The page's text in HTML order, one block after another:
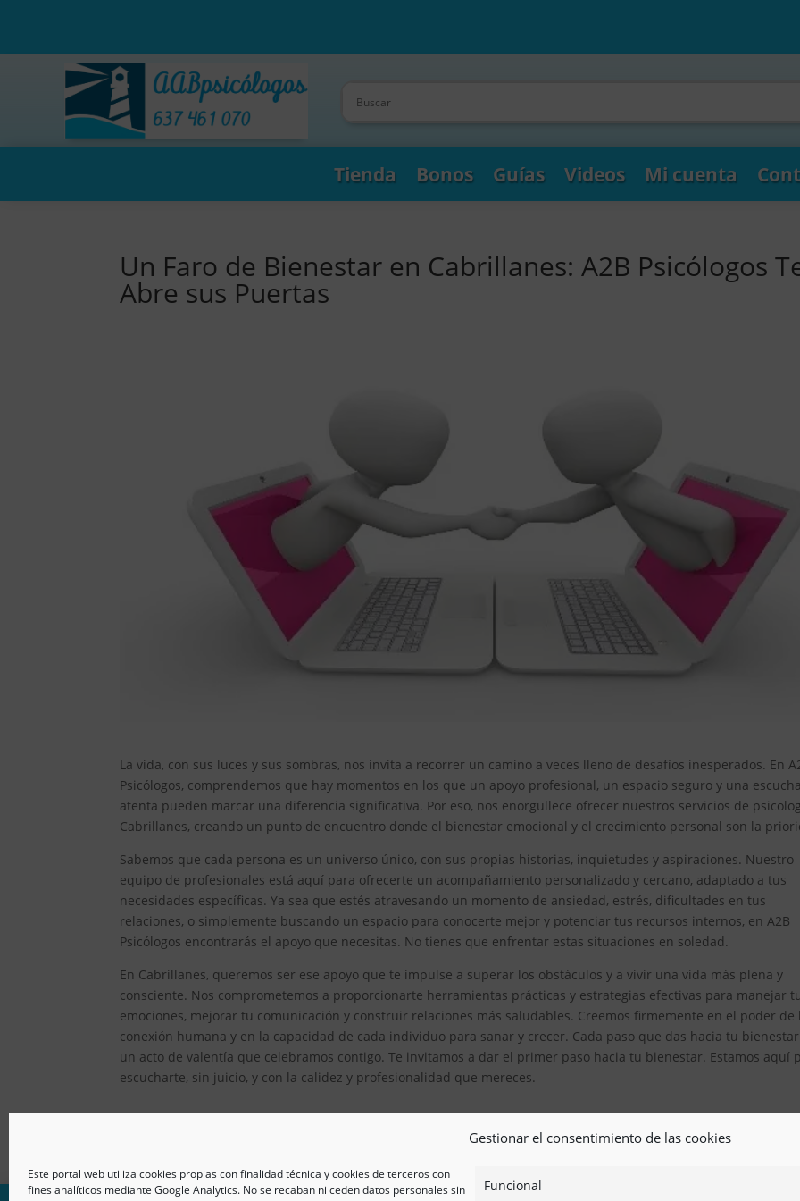
Gestionar el consentimiento de las cookies
Este portal web utiliza cookies propias con finalidad técnica y cookies de terceros con
fines analíticos mediante Google Analytics. No se recaban ni ceden datos personales sin
Funcional
Tienda Bonos Guías Videos Mi cuenta
Un Faro de Bienestar en Cabrillanes: A2B Psicólogos
Abre sus Puertas
La vida, con sus luces y sus sombras, nos invita a recorrer un camino a veces lleno de desafíos inesperados. En
Psicólogos, comprendemos que hay momentos en los que un apoyo profesional, un espacio seguro y una
atenta pueden marcar una diferencia significativa. Por eso, nos enorgullece ofrecer nuestros servicios de
Cabrillanes, creando un punto de encuentro donde el bienestar emocional y el crecimiento personal son la
Sabemos que cada persona es un universo único, con sus propias historias, inquietudes y aspiraciones. Nuestro
equipo de profesionales está aquí para ofrecerte un acompañamiento personalizado y cercano, adaptado a tus
necesidades específicas. Ya sea que estés atravesando un momento de ansiedad, estrés, dificultades en tus
relaciones, o simplemente buscando un espacio para conocerte mejor y potenciar tus recursos internos, en A2B
Psicólogos encontrarás el apoyo que necesitas. No tienes que enfrentar estas situaciones en soledad.
En Cabrillanes, queremos ser ese apoyo que te impulse a superar los obstáculos y a vivir una vida más plena y
consciente. Nos comprometemos a proporcionarte herramientas prácticas y estrategias efectivas para manejar
emociones, mejorar tu comunicación y construir relaciones más saludables. Creemos firmemente en el poder de
conexión humana y en la capacidad de cada individuo para sanar y crecer. Cada paso que das hacia tu
un acto de valentía que celebramos contigo. Te invitamos a dar el primer paso hacia tu bienestar. Estamos aquí
escucharte, sin juicio, y con la calidez y profesionalidad que mereces.